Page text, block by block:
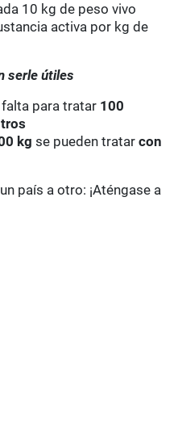
10 kg de peso vivo
activa por kg de
serle útiles
para tratar 100
kg se pueden tratarcon
país a otro: ¡Aténgase a